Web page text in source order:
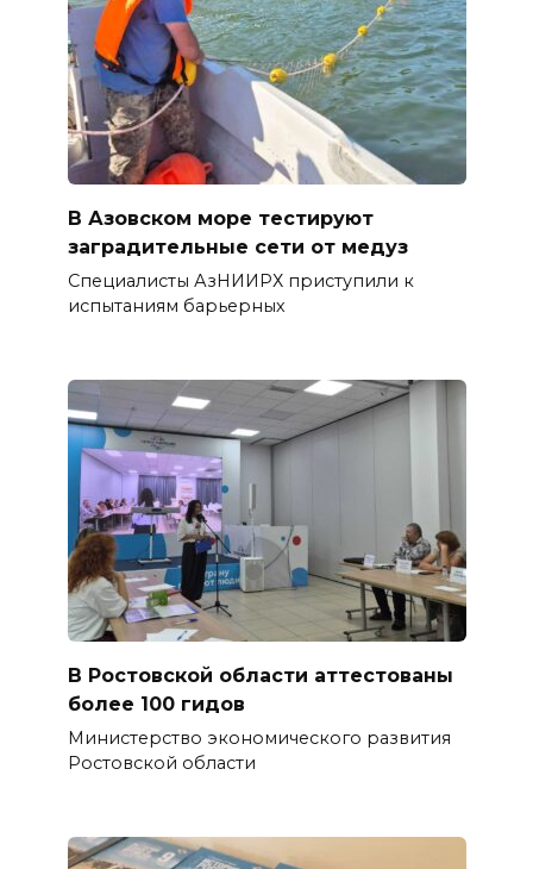
В Азовском море тестируют
заградительные сети от медуз
Специалисты АзНИИРХ приступили к
испытаниям барьерных
В Ростовской области аттестованы
более 100 гидов
Министерство экономического развития
Ростовской области